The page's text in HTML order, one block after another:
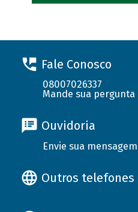
Fale Conosco
08007026337
Mande sua pergunta
Ouvidoria
Envie sua mensagem
Outros telefones